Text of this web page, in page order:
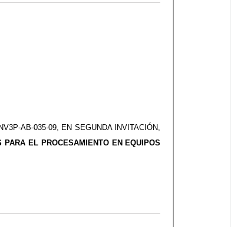
AB-035-09, EN SEGUNDA INVITACIÓN,
EL PROCESAMIENTO EN EQUIPOS